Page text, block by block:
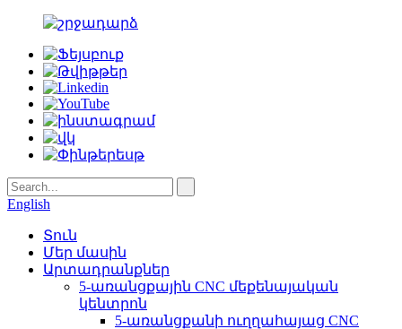
English
Տուն
Մեր մասին
Արտադրանքներ
5-առանցքային CNC մեքենայական
կենտրոն
5-առանցքանի ուղղահայաց CNC